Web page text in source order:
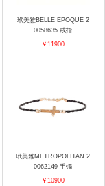
玳美雅BELLE EPOQUE 2
0058635 戒指
￥11900
玳美雅METROPOLITAN 2
0062149 手镯
￥10900